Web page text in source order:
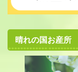
晴れの国お産所